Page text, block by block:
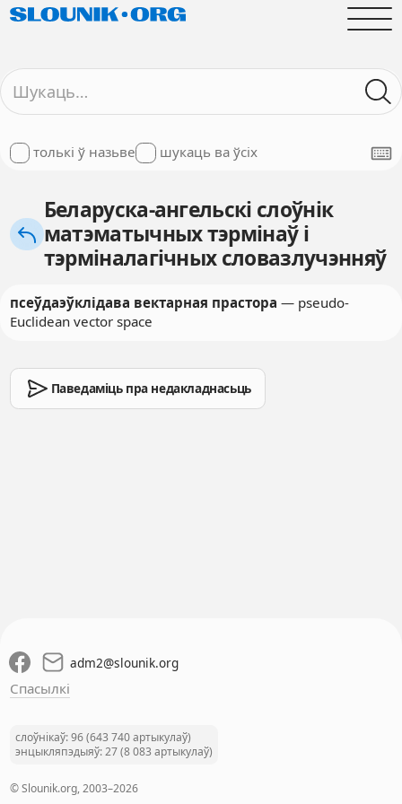
толькі ў назьве шукаць ва ўсіх
Беларуска-ангельскі слоўнік
матэматычных тэрмінаў і
тэрміналагічных словазлучэнняў
псеўдаэўклідава вектарная прастора — pseudo-
Euclidean vector space
Паведаміць пра недакладнасьць
adm2@slounik.org
Спасылкі
слоўнікаў: 96 (643 740 артыкулаў)
энцыкляпэдыяў: 27 (8 083 артыкулаў)
© Slounik.org, 2003–2026